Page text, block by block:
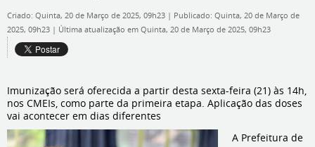
Criado: Quinta, 20 de Março de 2025, 09h23 | Publicado: Quinta, 20 de Março de
2025, 09h23 | Última atualização em Quinta, 20 de Março de 2025, 09h23
Imunização será oferecida a partir desta sexta-feira (21) às 14h,
nos CMEIs, como parte da primeira etapa. Aplicação das doses
vai acontecer em dias diferentes
A Prefeitura de